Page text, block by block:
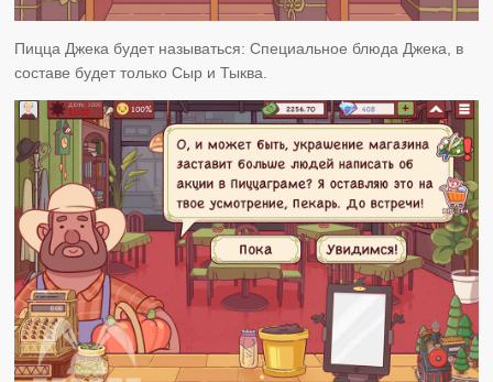
Пицца Джека будет называться: Специальное блюда Джека, в
составе будет только Сыр и Тыква.